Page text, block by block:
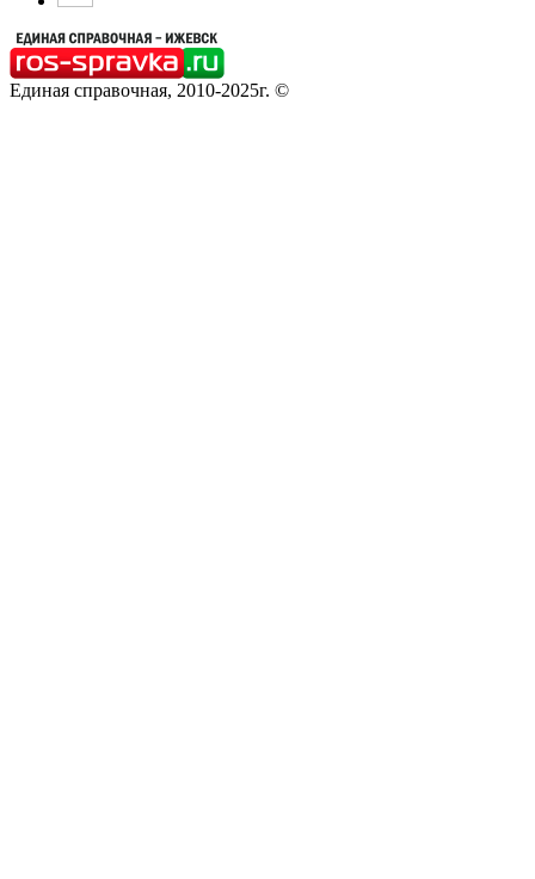
Единая справочная, 2010-2025г. ©